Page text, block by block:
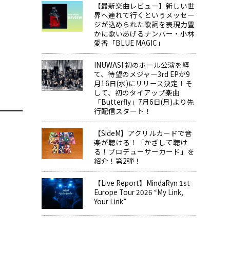
【最新楽曲レビュー】新しい世
界へ連れて行くというメッセー
ジが込められた歌詞を表現力豊
かに歌いあげるナンバー・小林
愛香「BLUE MAGIC」
INUWASI 初のホール公演を経
て、待望のメジャー3rd EPが9
月16日(水)にリリース決定！そ
して、初のタイアップ楽曲
「Butterfly」7月6日(月)より先
行配信スタート！
【SideM】アクリルカードで音
楽が聴ける！「かざして聴け
る！プロデューサーカード」を
紹介！第2弾！
【Live Report】MindaRyn 1st
Europe Tour 2026 “My Link,
Your Link”